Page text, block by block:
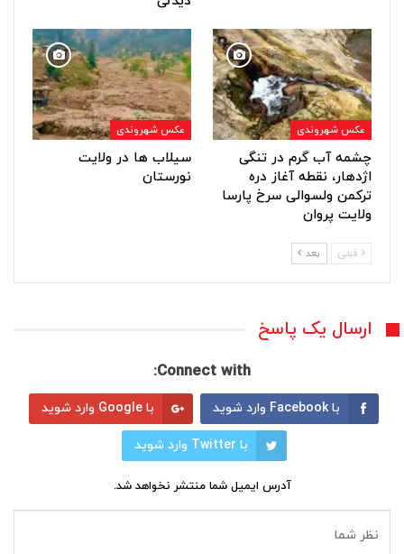
عکس شهروندی
چشمه آب گرم در تنگی
اژدهار، نقطه آغاز دره
ترکمن ولسوالی سرخ پارسا
ولایت پروان
عکس شهروندی
سیلاب ها در ولایت
نورستان
قبلی بعد
ارسال یک پاسخ
Connect with:
با Facebook وارد شوید با Google وارد شوید
با Twitter وارد شوید
آدرس ایمیل شما منتشر نخواهد شد.